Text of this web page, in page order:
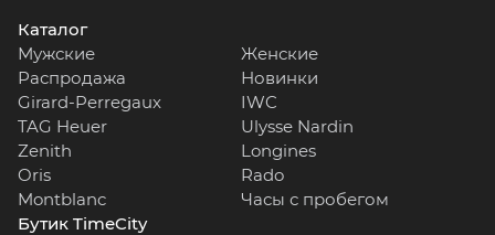
Каталог
Мужские
Женские
Распродажа
Новинки
Girard-Perregaux
IWC
TAG Heuer
Ulysse Nardin
Zenith
Longines
Oris
Rado
Montblanc
Часы с пробегом
Бутик TimeCity